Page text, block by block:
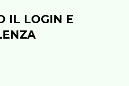
IL LOGIN E